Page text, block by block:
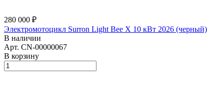
280 000 ₽
Электромотоцикл Surron Light Bee X 10 кВт 2026 (черный)
В наличии
Арт. CN-00000067
В корзину